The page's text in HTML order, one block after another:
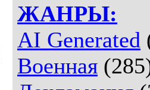
ЖАНРЫ:
AI Generated
Военная